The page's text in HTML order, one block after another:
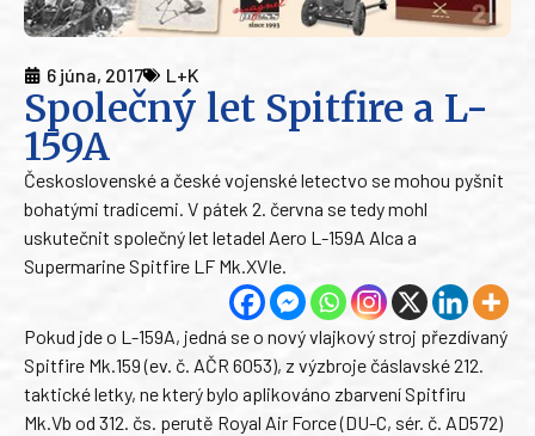
6 júna, 2017 L+K
Společný let Spitfire a L-
159A
Československé a české vojenské letectvo se mohou pyšnit
bohatými tradicemi. V pátek 2. června se tedy mohl
uskutečnit společný let letadel Aero L-159A Alca a
Supermarine Spitfire LF Mk.XVIe.
Pokud jde o L-159A, jedná se o nový vlajkový stroj přezdívaný
Spitfire Mk.159 (ev. č. AČR 6053), z výzbroje čáslavské 212.
taktické letky, ne který bylo aplikováno zbarvení Spitfiru
Mk.Vb od 312. čs. perutě Royal Air Force (DU-C, sér. č. AD572)